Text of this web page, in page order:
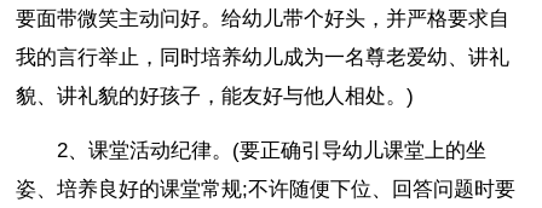
要面带微笑主动问好。给幼儿带个好头，并严格要求自
我的言行举止，同时培养幼儿成为一名尊老爱幼、讲礼
貌、讲礼貌的好孩子，能友好与他人相处。)
2、课堂活动纪律。(要正确引导幼儿课堂上的坐
姿、培养良好的课堂常规;不许随便下位、回答问题时要